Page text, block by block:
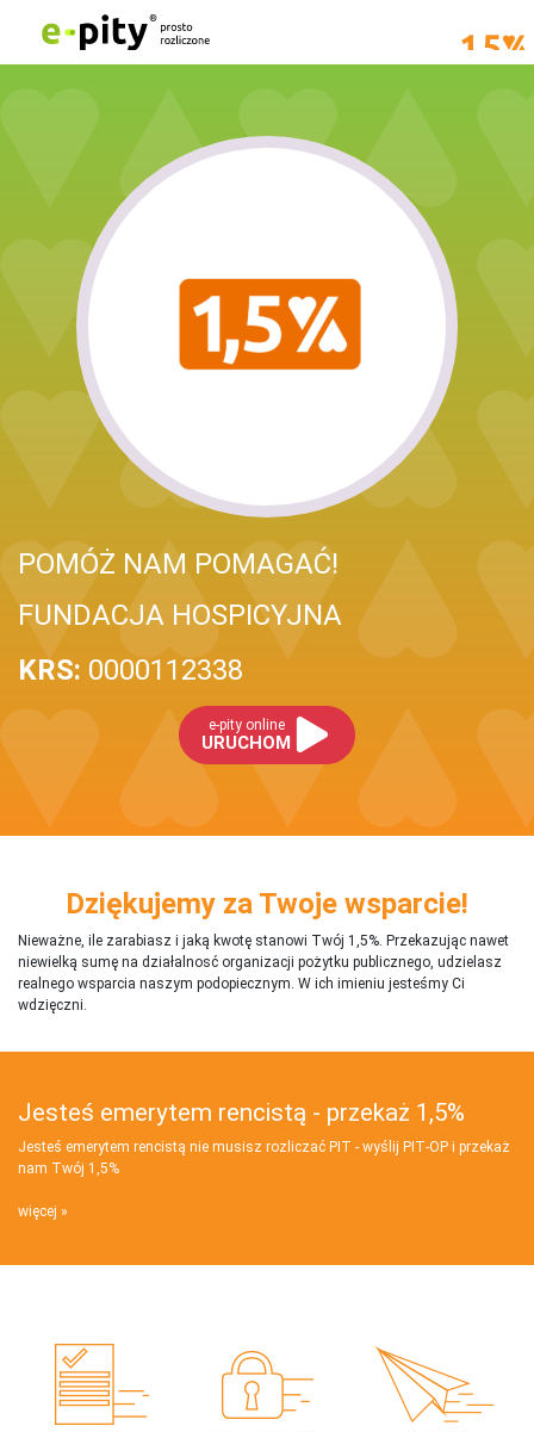
POMÓŻ NAM POMAGAĆ!
FUNDACJA HOSPICYJNA
KRS: 0000112338
e-pity online
URUCHOM
Dziękujemy za Twoje wsparcie!
Nieważne, ile zarabiasz i jaką kwotę stanowi Twój 1,5%. Przekazując nawet
niewielką sumę na działalnosć organizacji pożytku publicznego, udzielasz
realnego wsparcia naszym podopiecznym. W ich imieniu jesteśmy Ci
wdzięczni.
Jesteś emerytem rencistą - przekaż 1,5%
Jesteś emerytem rencistą nie musisz rozliczać PIT - wyślij PIT‑OP i przekaż
nam Twój 1,5%
więcej